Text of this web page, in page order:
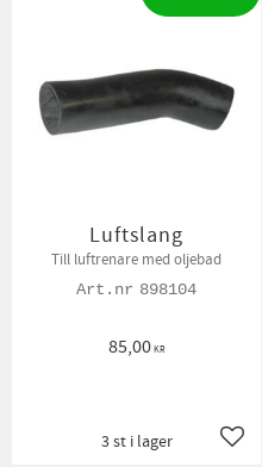
Luftslang
Till luftrenare med oljebad
898104
85,00KR
3 st i lager